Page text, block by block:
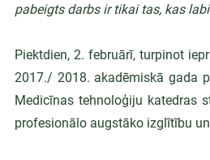
pabeigts darbs ir tikai tas, kas
Piektdien, 2. februārī, turpinot
2017./ 2018. akadēmiskā gada
Medicīnas tehnoloģiju katedras
profesionālo augstāko izglītību